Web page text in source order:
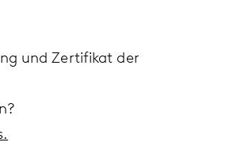
und Zertifikat der